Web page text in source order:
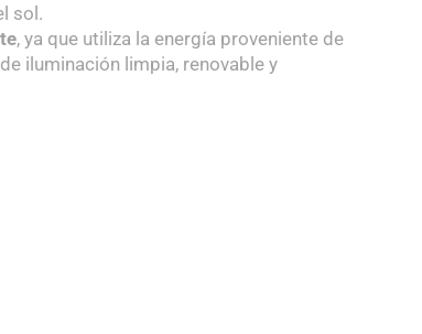
sol.
, ya que utiliza la energía proveniente de
iluminación limpia, renovable y